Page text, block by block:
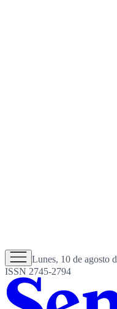
Lunes, 10 de agosto
ISSN 2745-2794